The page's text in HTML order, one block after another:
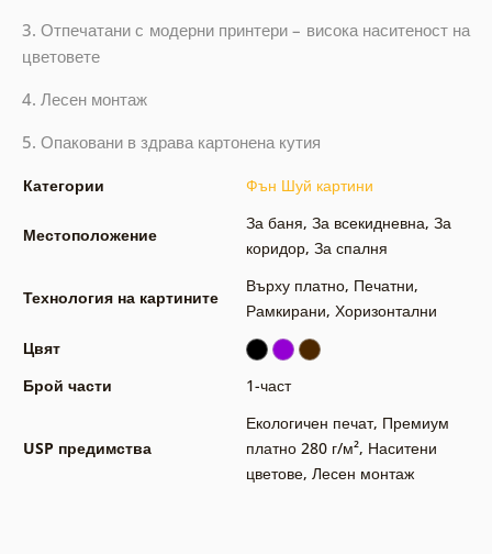
3. Отпечатани с модерни принтери – висока наситеност на
цветовете
4. Лесен монтаж
5. Опаковани в здрава картонена кутия
Категории Фън Шуй картини
Местоположение
За баня, За всекидневна, За
коридор, За спалня
Технология на картините
Върху платно, Печатни,
Рамкирани, Хоризонтални
Цвят
Брой части
1-част
USP предимства
Екологичен печат, Премиум
платно 280 г/м², Наситени
цветове, Лесен монтаж